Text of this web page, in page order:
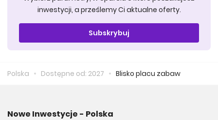
inwestycji, a prześlemy Ci aktualne oferty.
Subskrybuj
Polska Dostępne od: 2027 Blisko placu zabaw
Nowe Inwestycje - Polska